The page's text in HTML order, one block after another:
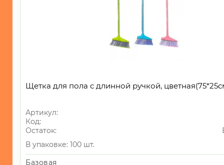
Щетка для пола с длинной ручкой,
Артикул:
Код:
Остаток:
В упаковке: 100 шт.
Базовая